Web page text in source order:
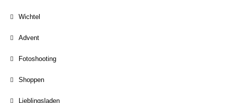
Wichtel
Advent
Fotoshooting
Shoppen
Lieblingsladen